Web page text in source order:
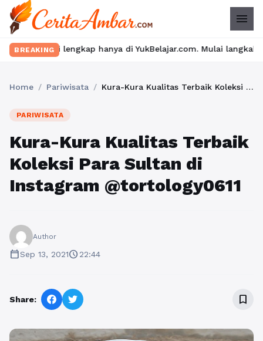
menu
BREAKING
hanya di YukBelajar.com. Mulai langkah suksesmu
Home / Pariwisata / Kura-Kura Kualitas Terbaik Koleksi Para Sultan di Instagram @tortology0611
PARIWISATA
Kura-Kura Kualitas Terbaik
Koleksi Para Sultan di
Instagram @tortology0611
Author
calendar_todaySep 13, 2021schedule22:44
Share: bookmark_border